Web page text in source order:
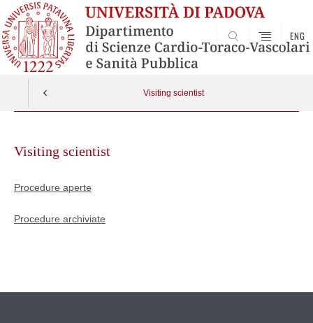
SEARCH
ENG
Visiting scientist
contentVisiting scientist
Procedure aperte
Procedure archiviate